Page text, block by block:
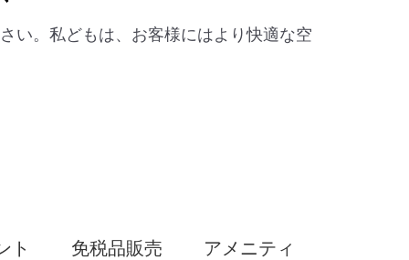
い。私どもは、お客様にはより快適な空
ト 免税品販売 アメニティ